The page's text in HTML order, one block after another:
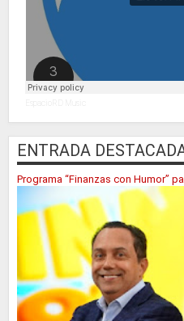
ENTRADA
Programa “Finanzas con Humor”